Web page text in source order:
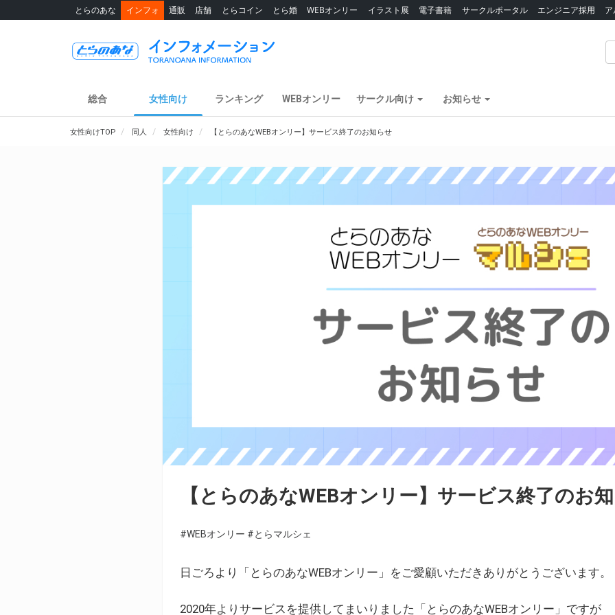
とらのあな インフォ 通販 店舗 とらコイン とら婚 WEBオンリー イラスト展 電子書籍 サークルポータル エンジニア採用
総合 女性向け ランキング WEBオンリー サークル向け お知らせ
女性向けTOP 同人 女性向け 【とらのあなWEBオンリー】サービス終了のお知らせ
【とらのあなWEBオンリー】サービス終了のお
#WEBオンリー #とらマルシェ
日ごろより「とらのあなWEBオンリー」をご愛顧いただきありがとうございます。
2020年よりサービスを提供してまいりました「とらのあなWEBオンリー」ですが